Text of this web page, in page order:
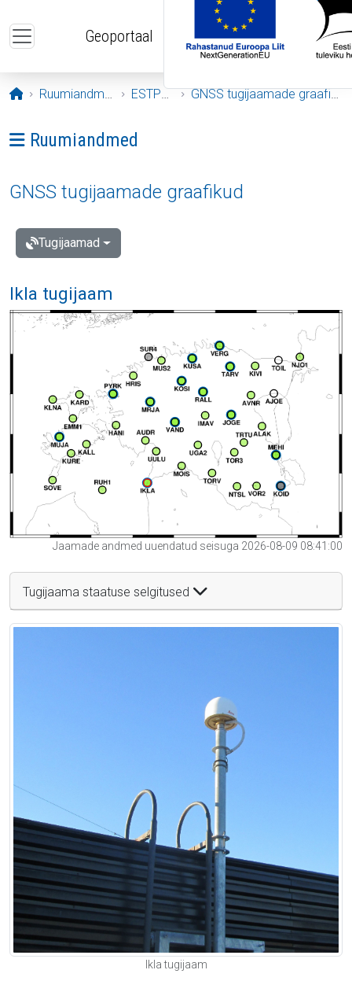
Geoportaal
Avaleht
Ruumiandmed ESTPOS GNSS tugijaamade graafikud
Ava menüü: Ruumiandmed
Ruumiandmed
GNSS tugijaamade graafikud
Tugijaamad
Ikla tugijaam
Jaamade andmed uuendatud seisuga 2026-08-09 08:41:00
Tugijaama staatuse selgitused
Ikla tugijaam